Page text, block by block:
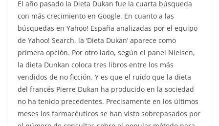
El año pasado la Dieta Dukan fue la cuarta búsqueda
con más crecimiento en Google. En cuanto a las
búsquedas en Yahoo! España analizadas por el equipo
de Yahoo! Search, la ‘Dieta Dukan’ aparece como
primera opción. Por otro lado, según el panel Nielsen,
la dieta Dunkan coloca tres libros entre los más
vendidos de no ficción. Y es que el ruido que la dieta
del francés Pierre Dukan ha producido en la sociedad
no ha tenido precedentes. Precisamente en los últimos
meses los farmacéuticos se han visto sobrepasados por